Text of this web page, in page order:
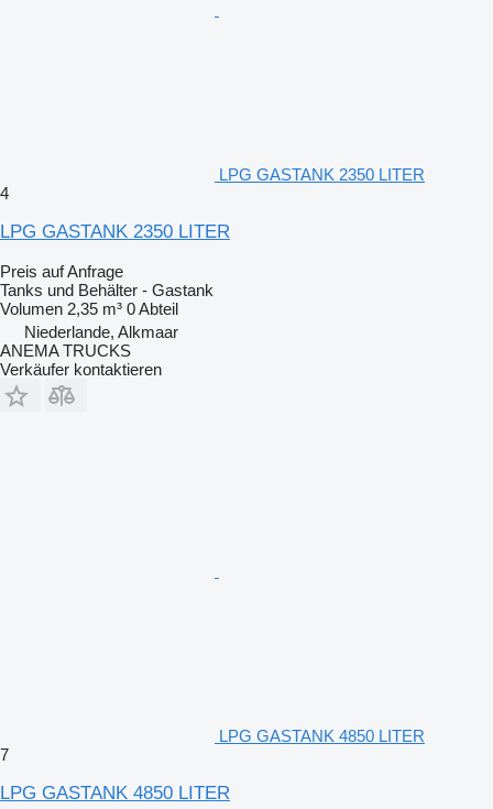
LPG GASTANK 2350 LITER
4
LPG GASTANK 2350 LITER
Preis auf Anfrage
Tanks und Behälter - Gastank
Volumen 2,35 m³ 0 Abteil
Niederlande, Alkmaar
ANEMA TRUCKS
Verkäufer kontaktieren
LPG GASTANK 4850 LITER
7
LPG GASTANK 4850 LITER